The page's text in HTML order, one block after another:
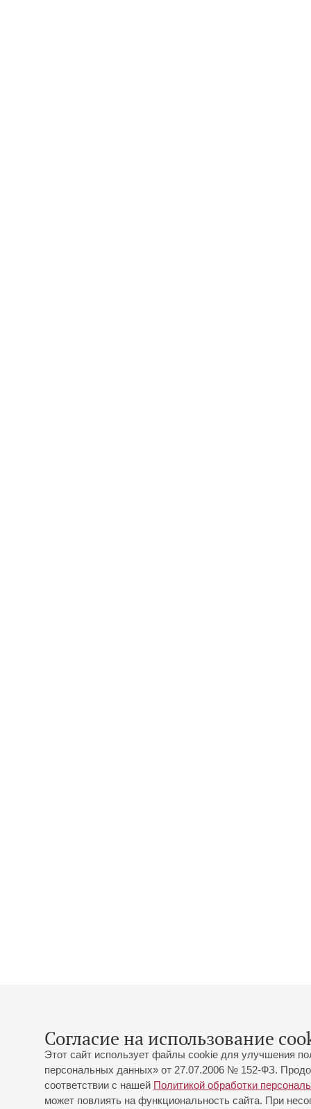
Согласие на использование
Этот сайт использует файлы cookie для улучшения
персональных данных» от 27.07.2006 № 152-ФЗ.
соответствии с нашей Политикой обработки
может повлиять на функциональность сайта. При